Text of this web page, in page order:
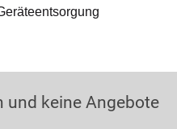
und keine Angebote